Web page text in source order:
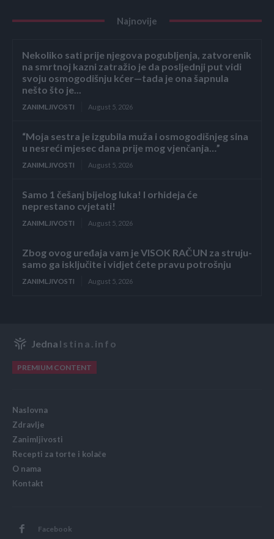
Najnovije
Nekoliko sati prije njegova pogubljenja, zatvorenik
na smrtnoj kazni zatražio je da posljednji put vidi
svoju osmogodišnju kćer—tada je ona šapnula
nešto što je...
ZANIMLJIVOSTI August 5, 2026
“Moja sestra je izgubila muža i osmogodišnjeg sina
u nesreći mjesec dana prije mog vjenčanja…”
ZANIMLJIVOSTI August 5, 2026
Samo 1 češanj bijelog luka! I orhideja će
neprestano cvjetati!
ZANIMLJIVOSTI August 5, 2026
Zbog ovog uređaja vam je VISOK RAČUN za struju-
samo ga isključite i vidjet ćete pravu potrošnju
ZANIMLJIVOSTI August 5, 2026
Jedna Istina.info
PREMIUM CONTENT
Naslovna
Zdravlje
Zanimljivosti
Recepti za torte i kolače
O nama
Kontakt
Facebook